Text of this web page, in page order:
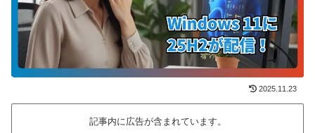
2025.11.23
記事内に広告が含まれています。